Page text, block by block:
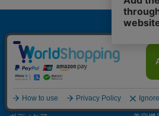
カテゴリー
取扱ブランド一覧 ヘアケ
スキンケア メイク